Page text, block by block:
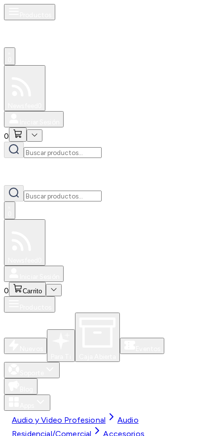
0
0 Carrito
Audio y Video Profesional
Audio
Residencial/Comercial
Accesorios